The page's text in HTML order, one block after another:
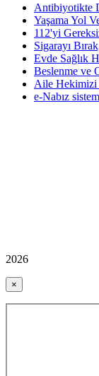
Antibiyotikte
Yaşama Yol
112'yi
Sigarayı
Evde Sağlık
Beslenme ve
Aile Hekimizi
e-Nabız
2026
×